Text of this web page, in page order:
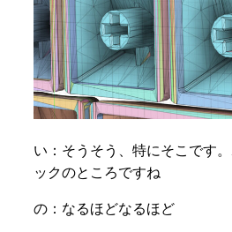
い：そうそう、特にそこです
ックのところですね
の：なるほどなるほど